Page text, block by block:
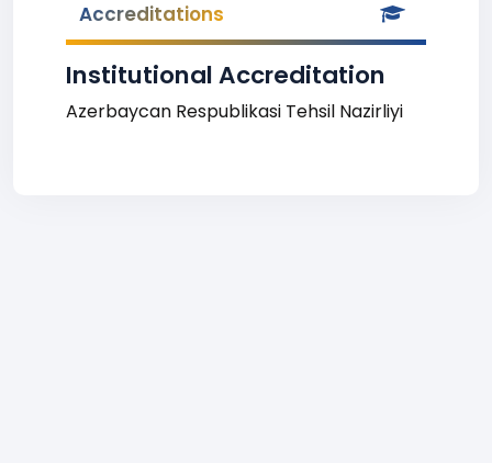
Accreditations
Institutional Accreditation
Azerbaycan Respublikasi Tehsil Nazirliyi